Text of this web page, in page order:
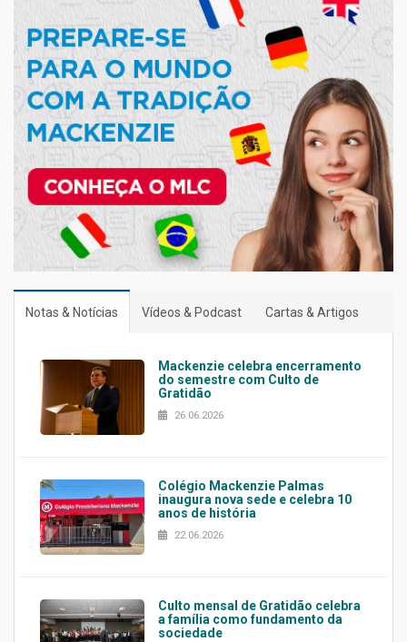
Notas & Notícias Vídeos & Podcast Cartas & Artigos
Mackenzie celebra encerramento
do semestre com Culto de
Gratidão
26.06.2026
Colégio Mackenzie Palmas
inaugura nova sede e celebra 10
anos de história
22.06.2026
Culto mensal de Gratidão celebra
a família como fundamento da
sociedade